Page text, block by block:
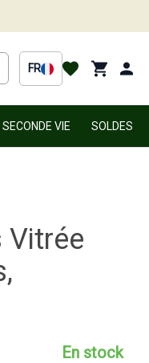
FR
SECONDE VIE SOLDES
Vitrée
En stock